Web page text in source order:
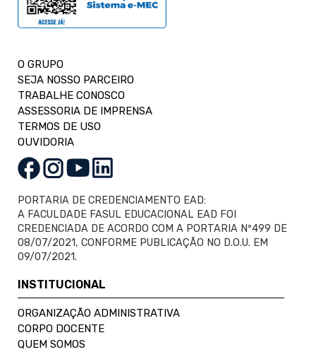
O GRUPO
SEJA NOSSO PARCEIRO
TRABALHE CONOSCO
ASSESSORIA DE IMPRENSA
TERMOS DE USO
OUVIDORIA
PORTARIA DE CREDENCIAMENTO EAD:
A FACULDADE FASUL EDUCACIONAL EAD FOI
CREDENCIADA DE ACORDO COM A PORTARIA Nº499 DE
08/07/2021, CONFORME PUBLICAÇÃO NO D.O.U. EM
09/07/2021.
INSTITUCIONAL
ORGANIZAÇÃO ADMINISTRATIVA
CORPO DOCENTE
QUEM SOMOS